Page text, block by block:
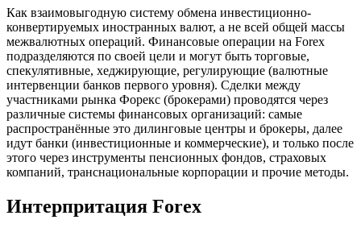
Как взаимовыгодную систему обмена инвестиционно-
конвертируемых иностранных валют, а не всей общей массы
межвалютных операций. Финансовые операции на Forex
подразделяются по своей цели и могут быть торговые,
спекулятивные, хеджирующие, регулирующие (валютные
интервенции банков первого уровня). Сделки между
участниками рынка Форекс (брокерами) проводятся через
различные системы финансовых организаций: самые
распространённые это дилинговые центры и брокеры, далее
идут банки (инвестиционные и коммерческие), и только после
этого через инструменты пенсионных фондов, страховых
компаний, транснациональные корпорации и прочие методы.
Интерпритация Forex